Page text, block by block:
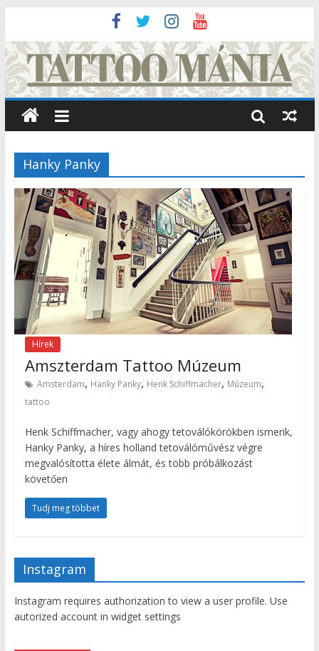
Hanky Panky
Hírek
Amszterdam Tattoo Múzeum
Amsterdam, Hanky Panky, Henk Schiffmacher, Múzeum,
tattoo
Henk Schiffmacher, vagy ahogy tetoválókörökben ismerik,
Hanky Panky, a híres holland tetoválóművész végre
megvalósította élete álmát, és több próbálkozást
követően
Tudj meg többet
Instagram
Instagram requires authorization to view a user profile. Use
autorized account in widget settings